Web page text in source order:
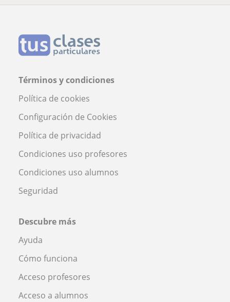
Términos y condiciones
Política de cookies
Configuración de Cookies
Política de privacidad
Condiciones uso profesores
Condiciones uso alumnos
Seguridad
Descubre más
Ayuda
Cómo funciona
Acceso profesores
Acceso a alumnos